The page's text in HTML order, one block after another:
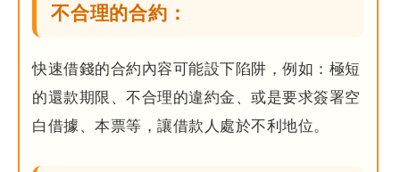
不合理的合約：
快速借錢的合約內容可能設下陷阱，例如：極短
的還款期限、不合理的違約金、或是要求簽署空
白借據、本票等，讓借款人處於不利地位。